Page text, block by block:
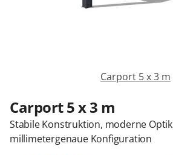
Anmelden / Registrieren
Kontakt / Hilfe
Carport 5 x 3 m
Carport 5 x 3 m
Stabile Konstruktion, moderne
millimetergenaue Konfiguration